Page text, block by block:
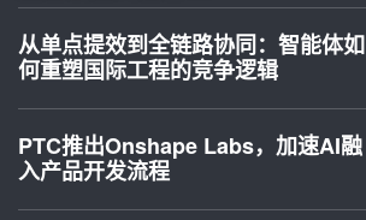
从单点提效到全链路协同：智能体如
何重塑国际工程的竞争逻辑
PTC推出Onshape Labs，加速AI融
入产品开发流程